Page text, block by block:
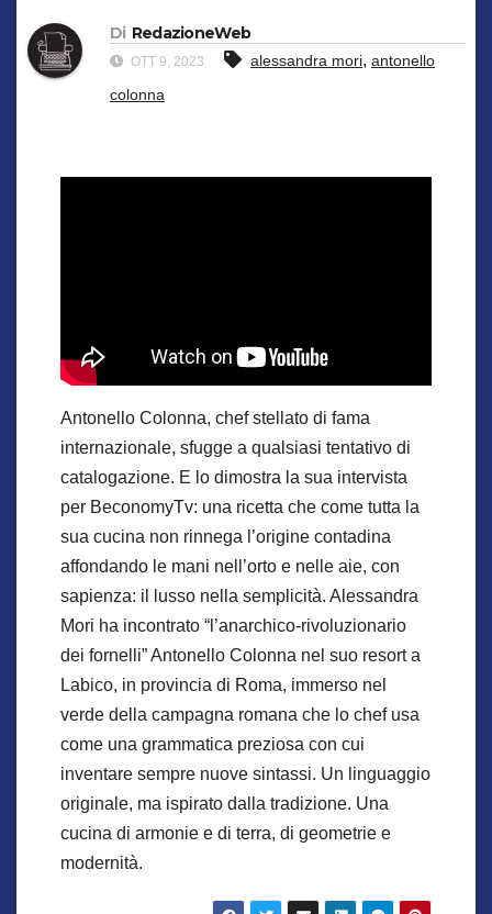
Di RedazioneWeb
OTT 9, 2023 alessandra mori, antonello
colonna
Antonello Colonna, chef stellato di fama
internazionale, sfugge a qualsiasi tentativo di
catalogazione. E lo dimostra la sua intervista
per BeconomyTv: una ricetta che come tutta la
sua cucina non rinnega l’origine contadina
affondando le mani nell’orto e nelle aie, con
sapienza: il lusso nella semplicità. Alessandra
Mori ha incontrato “l’anarchico-rivoluzionario
dei fornelli” Antonello Colonna nel suo resort a
Labico, in provincia di Roma, immerso nel
verde della campagna romana che lo chef usa
come una grammatica preziosa con cui
inventare sempre nuove sintassi. Un linguaggio
originale, ma ispirato dalla tradizione. Una
cucina di armonie e di terra, di geometrie e
modernità.